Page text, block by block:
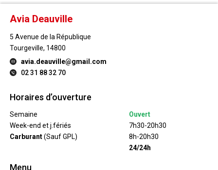
Avia Deauville
5 Avenue de la République
Tourgeville, 14800
avia.deauville@gmail.com
02 31 88 32 70
Horaires d’ouverture
Semaine
Week-end et j.fériés
Carburant(Sauf GPL)
Ouvert
7h30-20h30
8h-20h30
24/24h
Menu